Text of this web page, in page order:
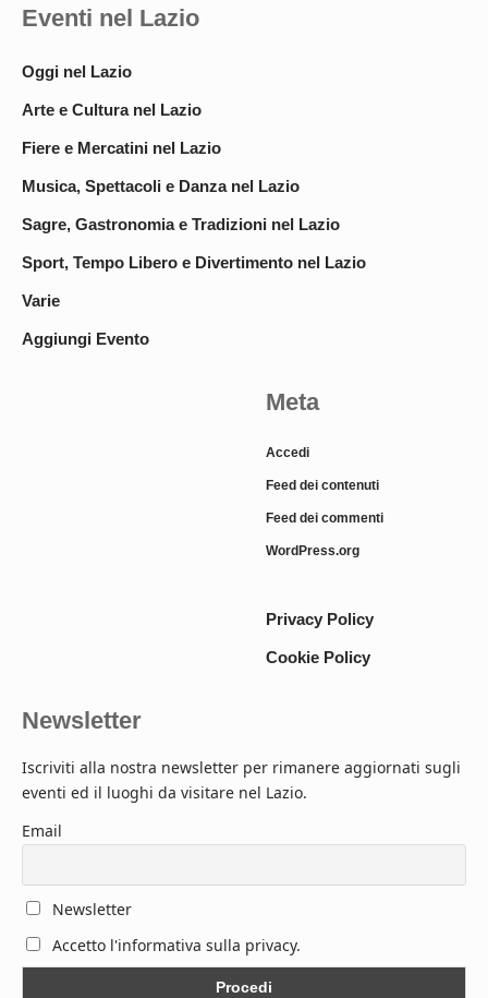
Eventi nel Lazio
Oggi nel Lazio
Arte e Cultura nel Lazio
Fiere e Mercatini nel Lazio
Musica, Spettacoli e Danza nel Lazio
Sagre, Gastronomia e Tradizioni nel Lazio
Sport, Tempo Libero e Divertimento nel Lazio
Varie
Aggiungi Evento
Meta
Accedi
Feed dei contenuti
Feed dei commenti
WordPress.org
Privacy Policy
Cookie Policy
Newsletter
Iscriviti alla nostra newsletter per rimanere aggiornati sugli
eventi ed il luoghi da visitare nel Lazio.
Email
Newsletter
Accetto l'informativa sulla privacy.